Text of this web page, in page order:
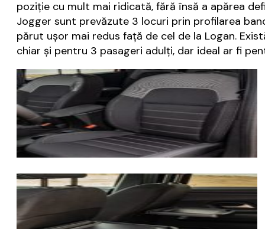
poziție cu mult mai ridicată, fără însă a apărea
Jogger sunt prevăzute 3 locuri prin profilarea
părut ușor mai redus față de cel de la Logan.
chiar și pentru 3 pasageri adulți, dar ideal ar fi